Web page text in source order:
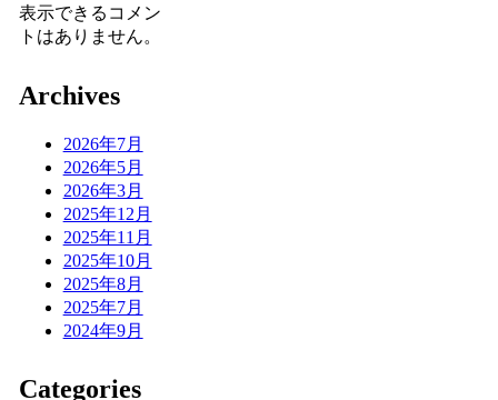
表示できるコメン
トはありません。
Archives
2026年7月
2026年5月
2026年3月
2025年12月
2025年11月
2025年10月
2025年8月
2025年7月
2024年9月
Categories